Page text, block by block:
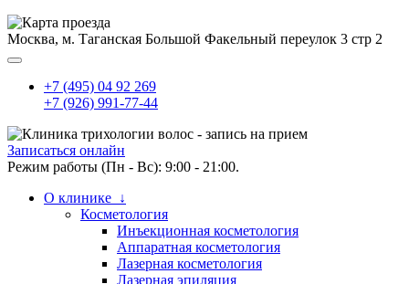
Москва, м. Таганская Большой Факельный переулок 3 стр 2
+7 (495) 04 92 269
+7 (926) 991-77-44
Записаться онлайн
Режим работы (Пн - Вс): 9:00 - 21:00.
О клинике ↓
Косметология
Инъекционная косметология
Аппаратная косметология
Лазерная косметология
Лазерная эпиляция